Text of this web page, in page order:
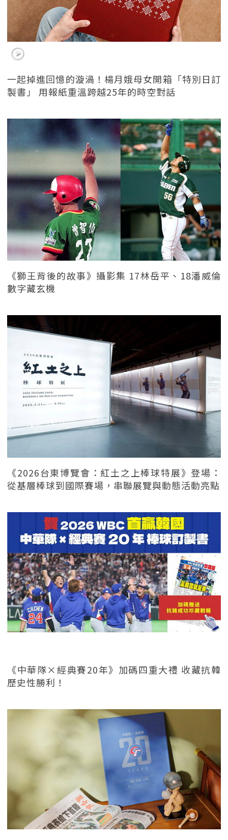
一起掉進回憶的漩渦！楊月娥母女開箱「特別日訂
製書」 用報紙重溫跨越25年的時空對話
《獅王背後的故事》攝影集 17林岳平、18潘威倫
數字藏玄機
《2026台東博覽會：紅土之上棒球特展》登場：
從基層棒球到國際賽場，串聯展覽與動態活動亮點
《中華隊×經典賽20年》加碼四重大禮 收藏抗韓
歷史性勝利！